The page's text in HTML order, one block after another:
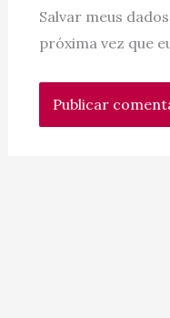
Salvar meus
próxima vez que